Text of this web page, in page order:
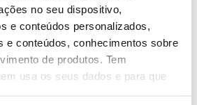
no seu dispositivo,
e conteúdos personalizados,
e conteúdos, conhecimentos sobre
de produtos. Tem
usa os seus dados e para que